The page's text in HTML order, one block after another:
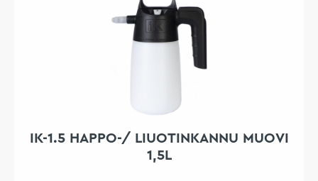
IK-1.5 HAPPO-/ LIUOTINKANNU MUOVI
1,5L